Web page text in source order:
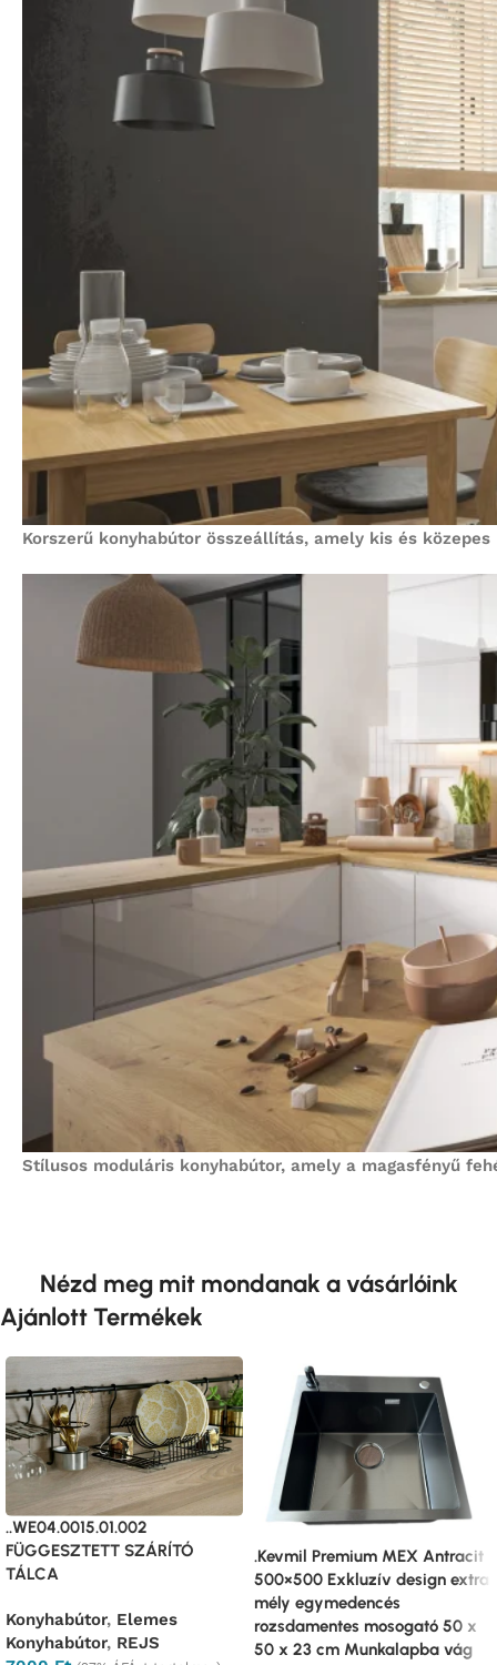
Korszerű konyhabútor összeállítás, amely kis és
Stílusos moduláris konyhabútor, amely a magasfényű
Nézd meg mit mondanak a vásárlóink
Ajánlott Termékek
..WE04.0015.01.002
FÜGGESZTETT SZÁRÍTÓ
TÁLCA
Konyhabútor, Elemes
Konyhabútor, REJS
.Kevmil Premium MEX Antracit
500×500 Exkluzív design extra
mély egymedencés
rozsdamentes mosogató 50 x
50 x 23 cm Munkalapba vág